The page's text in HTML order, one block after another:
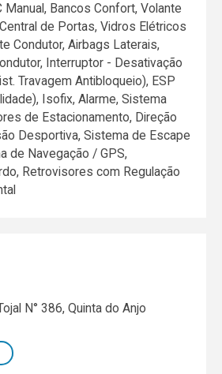
Manual, Bancos Confort, Volante
de Portas, Vidros Elétricos
Condutor, Airbags Laterais,
Interruptor - Desativação
Travagem Antibloqueio), ESP
Isofix, Alarme, Sistema
de Estacionamento, Direção
Desportiva, Sistema de Escape
de Navegação / GPS,
Retrovisores com Regulação
N° 386, Quinta do Anjo